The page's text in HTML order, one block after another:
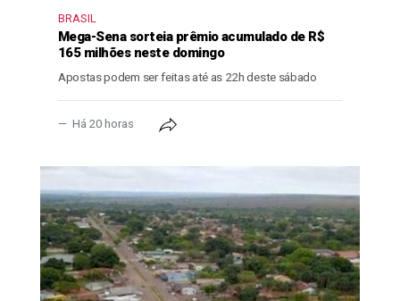
BRASIL
Mega-Sena sorteia prêmio acumulado de R$
165 milhões neste domingo
Apostas podem ser feitas até as 22h deste sábado
Há 20 horas